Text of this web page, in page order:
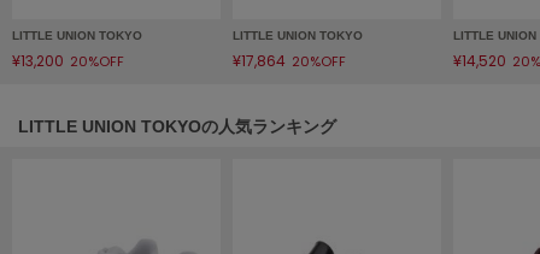
キーン
LAATO
LITTLE UNION TOKYO
¥13,200 20%OFF
LITTLE UNION TOKYO
¥17,864 20%OFF
LITTLE UNION
¥14,520
LITTLE UNION TOKYOの人気ランキング